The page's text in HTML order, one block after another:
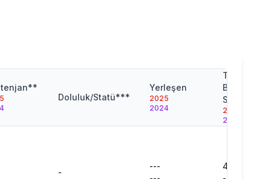
Doluluk/Statü***
Yerleşen
2025
2024
Taban
Başarı
Sırası
2025
2024
-
---
430598